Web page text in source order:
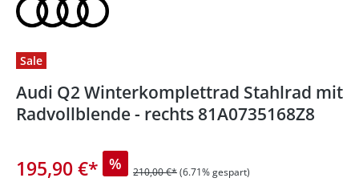
Sale
Audi Q2 Winterkomplettrad Stahlrad mit
Radvollblende - rechts 81A0735168Z8
195,90 €* % 210,00 €*(6.71% gespart)